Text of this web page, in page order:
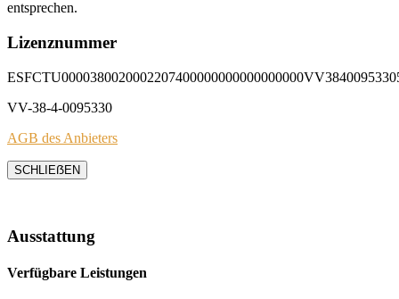
entsprechen.
Lizenznummer
VV-38-4-0095330
AGB des Anbieters
SCHLIEẞEN
Ausstattung
Verfügbare Leistungen